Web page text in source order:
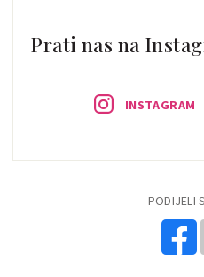
Prati nas na
INSTAGRAM
PODIJELI